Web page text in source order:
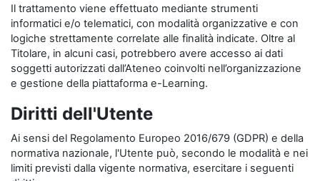
Il trattamento viene effettuato mediante strumenti
informatici e/o telematici, con modalità organizzative e con
logiche strettamente correlate alle finalità indicate. Oltre al
Titolare, in alcuni casi, potrebbero avere accesso ai dati
soggetti autorizzati dall’Ateneo coinvolti nell’organizzazione
e gestione della piattaforma e-Learning.
Diritti dell'Utente
Ai sensi del Regolamento Europeo 2016/679 (GDPR) e della
normativa nazionale, l'Utente può, secondo le modalità e nei
limiti previsti dalla vigente normativa, esercitare i seguenti